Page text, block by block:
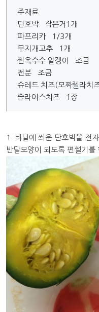
주재료
단호박 작은거1개
파프리카 1/3개
무지개고추 1개
찐옥수수 알갱이 조금
전분 조금
슈레드 치즈(모짜렐라
슬라이스치즈 1장
1. 비닐에 씌운 단호박을 전
반달모양이 되도록 편썰기를